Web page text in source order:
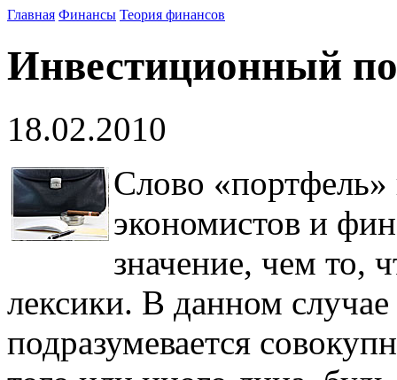
Главная Финансы Теория финансов
Инвестиционный
18.02.2010
Слово
экономистов и
значение, чем то,
лексики. В данном
подразумевается